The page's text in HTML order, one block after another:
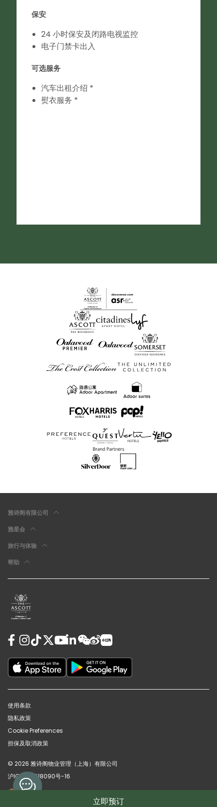
立即预订
保安
24 小时保安及闭路电视监控
电子门禁卡出入
可选服务
汽车出租介绍 *
熨衣服务 *
雅诗阁有限公司
雅星会
旅行与体验
帮助
使用条款
隐私政策
Cookie Preferences
担保及取消政策
© 2026 雅诗阁物业管理（上海）有限公司
沪ICP备12018090号-16
沪公网安备31010102008391号